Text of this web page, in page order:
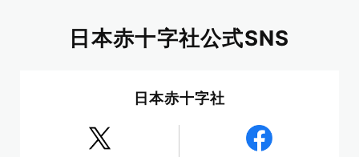
日本赤十字社公式SNS
日本赤十字社